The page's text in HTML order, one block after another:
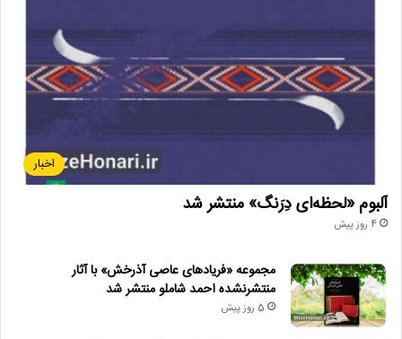
کانون پرورش فکری کودکان و نوجوانان
محمودفرهنگ
نوزدهمین جشنواره هنرهای نمایشی کانون پرورش فکری
کودکان و نوجوانان
اخبار
آلبوم «لحظه‌ای دِرَنگ» منتشر شد
4 روز پیش
مجموعه «فریادهای عاصی آذرخش» با آثار
منتشرنشده احمد شاملو منتشر شد
5 روز پیش